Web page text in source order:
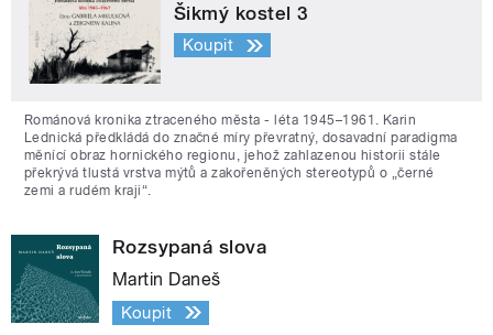
Šikmý kostel 3
Koupit
Románová kronika ztraceného města - léta 1945–1961. Karin
Lednická předkládá do značné míry převratný, dosavadní paradigma
měnící obraz hornického regionu, jehož zahlazenou historii stále
překrývá tlustá vrstva mýtů a zakořeněných stereotypů o „černé
zemi a rudém kraji“.
Rozsypaná slova
Martin Daneš
Koupit